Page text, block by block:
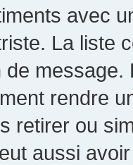
avec
La liste
de
rendre
retirer ou
aussi